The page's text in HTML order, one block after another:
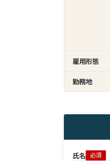
雇用形態
勤務地
氏名 必須